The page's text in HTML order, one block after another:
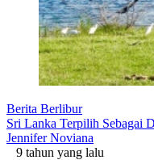
Berita Berlibur
Sri Lanka Terpilih Sebagai
Jennifer Noviana
9 tahun yang lalu